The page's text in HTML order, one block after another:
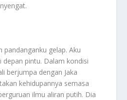
pandanganku gelap. Aku
pintu. Dalam kondisi
berjumpa dengan Jaka
kehidupannya semasa
ilmu aliran putih. Dia